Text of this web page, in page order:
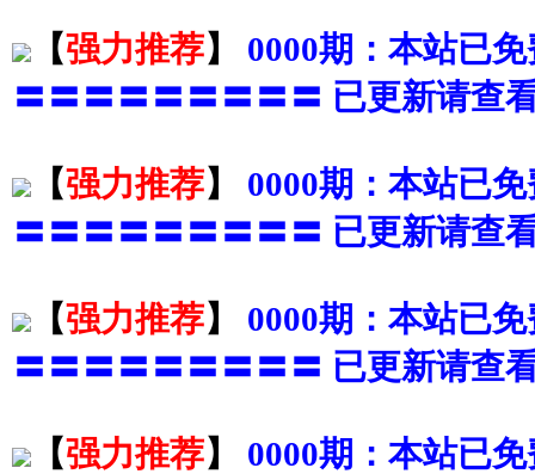
【强力推荐】
0000期：本站已
〓〓〓〓〓〓〓〓〓 已更新请查
【强力推荐】
0000期：本站已
〓〓〓〓〓〓〓〓〓 已更新请查
【强力推荐】
0000期：本站已
〓〓〓〓〓〓〓〓〓 已更新请查
【强力推荐】
0000期：本站已